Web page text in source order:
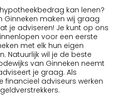
kan lenen?
Ginneken maken wij graag
je adviseren! Je kunt op ons
voor een eerste
met elk hun eigen
Natuurlijk wil je de beste
van Ginneken neemt
je graag. Als
financieel adviseurs werken